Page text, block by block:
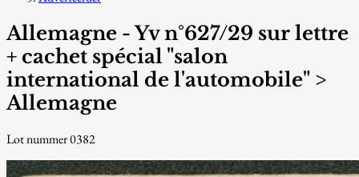
Allemagne - Yv n°627/29 sur lettre
+ cachet spécial "salon
international de l'automobile" >
Allemagne
Lot nummer 0382